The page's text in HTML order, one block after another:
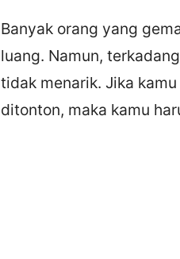
Banyak orang yang
luang. Namun,
tidak menarik. Jika
ditonton, maka kamu